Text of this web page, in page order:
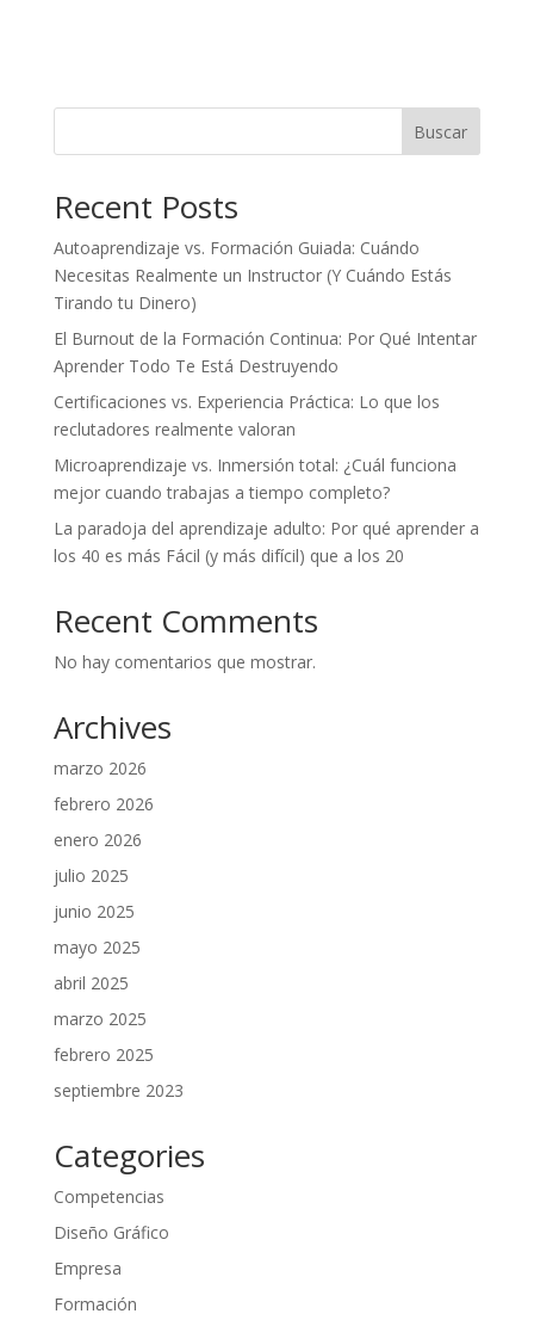
Buscar
Recent Posts
Autoaprendizaje vs. Formación Guiada: Cuándo
Necesitas Realmente un Instructor (Y Cuándo Estás
Tirando tu Dinero)
El Burnout de la Formación Continua: Por Qué Intentar
Aprender Todo Te Está Destruyendo
Certificaciones vs. Experiencia Práctica: Lo que los
reclutadores realmente valoran
Microaprendizaje vs. Inmersión total: ¿Cuál funciona
mejor cuando trabajas a tiempo completo?
La paradoja del aprendizaje adulto: Por qué aprender a
los 40 es más Fácil (y más difícil) que a los 20
Recent Comments
No hay comentarios que mostrar.
Archives
marzo 2026
febrero 2026
enero 2026
julio 2025
junio 2025
mayo 2025
abril 2025
marzo 2025
febrero 2025
septiembre 2023
Categories
Competencias
Diseño Gráfico
Empresa
Formación